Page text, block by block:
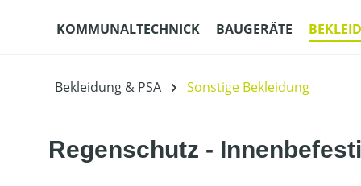
KOMMUNALTECHNICK BAUGERÄTE
Bekleidung & PSA Sonstige Bekleidung
Regenschutz -